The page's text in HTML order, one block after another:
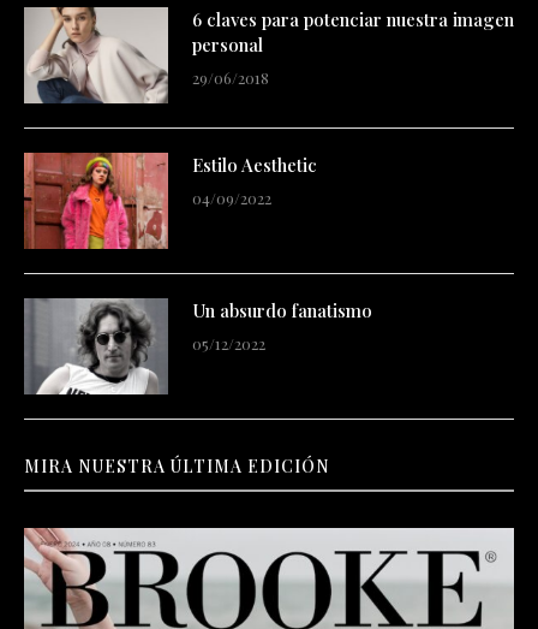
6 claves para potenciar nuestra imagen
personal
29/06/2018
Estilo Aesthetic
04/09/2022
Un absurdo fanatismo
05/12/2022
MIRA NUESTRA ÚLTIMA EDICIÓN